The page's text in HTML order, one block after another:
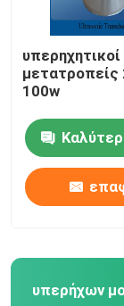
υπερηχητικοί
μετατροπείς
100w